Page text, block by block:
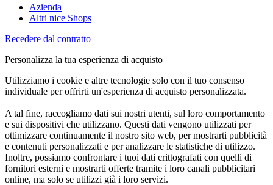
Azienda
Altri nice Shops
Recedere dal contratto
Personalizza la tua esperienza di acquisto
Utilizziamo i cookie e altre tecnologie solo con il tuo consenso
individuale per offrirti un'esperienza di acquisto personalizzata.
A tal fine, raccogliamo dati sui nostri utenti, sul loro comportamento
e sui dispositivi che utilizzano. Questi dati vengono utilizzati per
ottimizzare continuamente il nostro sito web, per mostrarti pubblicità
e contenuti personalizzati e per analizzare le statistiche di utilizzo.
Inoltre, possiamo confrontare i tuoi dati crittografati con quelli di
fornitori esterni e mostrarti offerte tramite i loro canali pubblicitari
online, ma solo se utilizzi già i loro servizi.